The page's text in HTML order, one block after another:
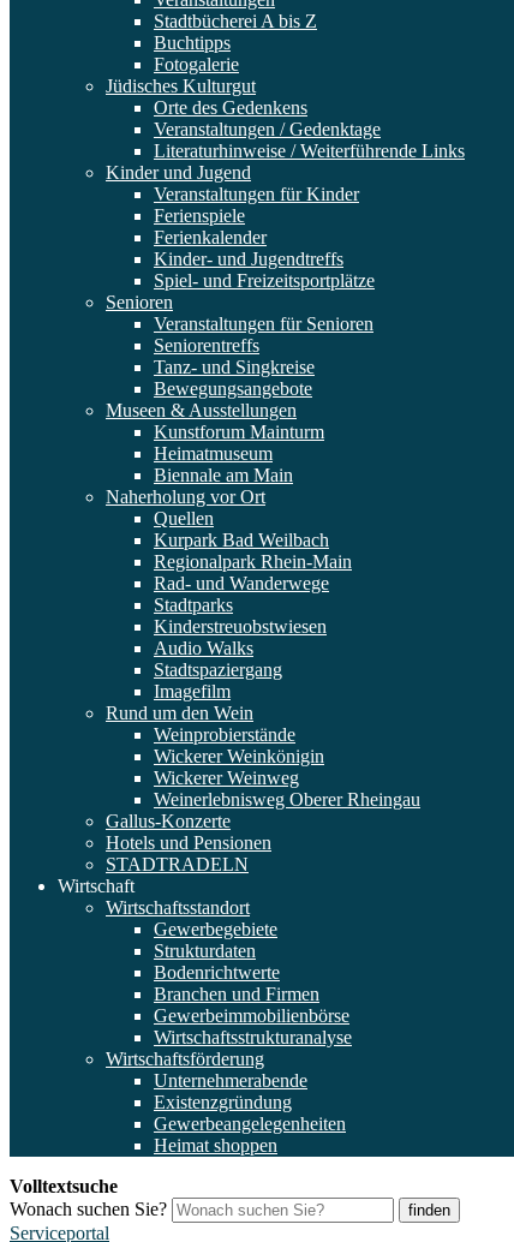
Stadtbücherei A bis Z
Buchtipps
Fotogalerie
Jüdisches Kulturgut
Orte des Gedenkens
Veranstaltungen / Gedenktage
Literaturhinweise / Weiterführende Links
Kinder und Jugend
Veranstaltungen für Kinder
Ferienspiele
Ferienkalender
Kinder- und Jugendtreffs
Spiel- und Freizeitsportplätze
Senioren
Veranstaltungen für Senioren
Seniorentreffs
Tanz- und Singkreise
Bewegungsangebote
Museen & Ausstellungen
Kunstforum Mainturm
Heimatmuseum
Biennale am Main
Naherholung vor Ort
Quellen
Kurpark Bad Weilbach
Regionalpark Rhein-Main
Rad- und Wanderwege
Stadtparks
Kinderstreuobstwiesen
Audio Walks
Stadtspaziergang
Imagefilm
Rund um den Wein
Weinprobierstände
Wickerer Weinkönigin
Wickerer Weinweg
Weinerlebnisweg Oberer Rheingau
Gallus-Konzerte
Hotels und Pensionen
STADTRADELN
Wirtschaft
Wirtschaftsstandort
Gewerbegebiete
Strukturdaten
Bodenrichtwerte
Branchen und Firmen
Gewerbeimmobilienbörse
Wirtschaftsstrukturanalyse
Wirtschaftsförderung
Unternehmerabende
Existenzgründung
Gewerbeangelegenheiten
Heimat shoppen
Volltextsuche
Wonach suchen Sie?
finden
Serviceportal